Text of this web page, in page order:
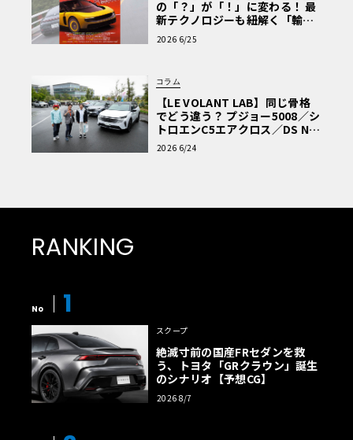
の「？」が「！」に変わる！ 最
新テクノロジーも紐解く「輸入
車Q&A」
2026 6/25
コラム
【LE VOLANT LAB】同じ骨格
でどう違う？ プジョー5008／シ
トロエンC5エアクロス／DS Nº4
読者一気乗りレポート
2026 6/24
RANKING
No 1
スクープ
絶滅寸前の国産FRセダンを救
う、トヨタ「GRクラウン」誕生
のシナリオ【予想CG】
2026 8/7